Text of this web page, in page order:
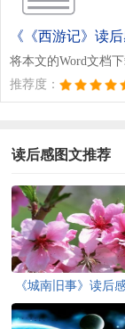
《《西游记》读
将本文的Word文档
推荐度：
读后感图文推荐
《城南旧事》读后